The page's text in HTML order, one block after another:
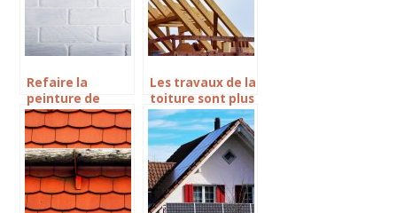
Refaire la
peinture de
votre maison,
quel choix faire ?
Les travaux de la
toiture sont plus
essentiels